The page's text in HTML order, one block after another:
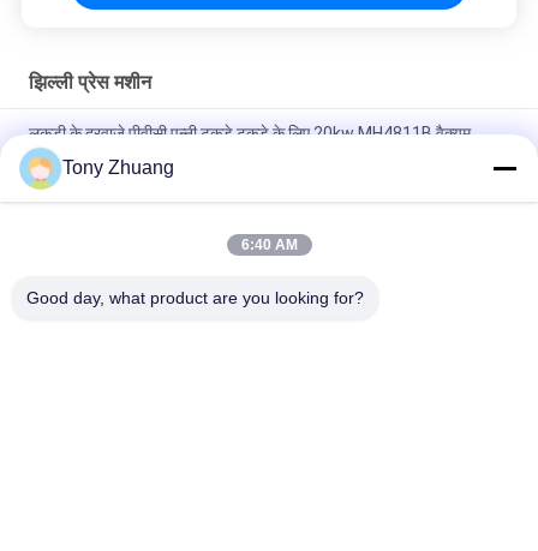
झिल्ली प्रेस मशीन
लकड़ी के दरवाजे पीवीसी पन्नी टुकड़े टुकड़े के लिए 20kw MH4811B वैक्यूम
मेम्ब्रेन प्रेस मशीन
काम T60mm झिल्ली प्रेस मशीन MH4812D1 वैक्यूम टुकड़े टुकड़े में मशीन
210 डिग्री मेम्ब्रेन प्रेस मशीन L3000mm MDK5531 NC पोस्ट बनाने की
Tony Zhuang
6:40 AM
Good day, what product are you looking for?